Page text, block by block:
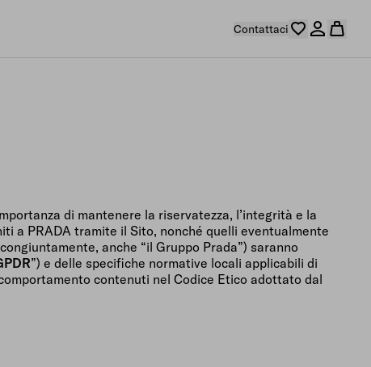
Contattaci
di mantenere la riservatezza, l’integrità e la
a PRADA tramite il Sito, nonché quelli eventualmente
anche “il Gruppo Prada”) saranno
”) e delle specifiche normative locali applicabili di
contenuti nel Codice Etico adottato dal